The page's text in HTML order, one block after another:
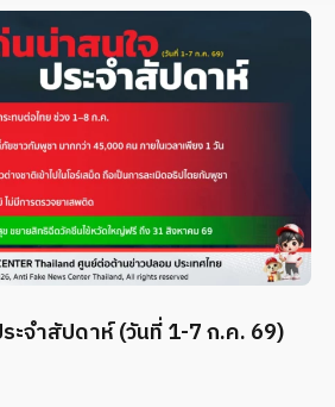
ะจำสัปดาห์ (วันที่ 1-7 ก.ค. 69)